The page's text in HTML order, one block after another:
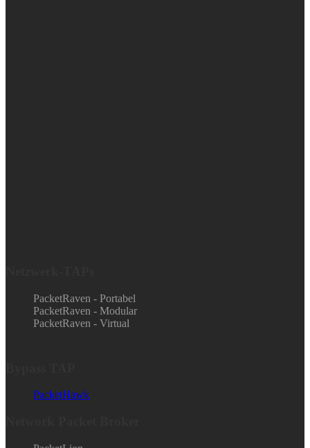
PacketRaven - Portabel
PacketRaven - Modular
PacketRaven - Virtual
PacketHawk